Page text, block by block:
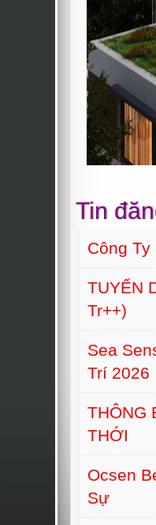
Tin
Công
TUYỂN
Tr++)
Sea
Trí 2026
THÔNG
THỚI
Ocsen
Sự